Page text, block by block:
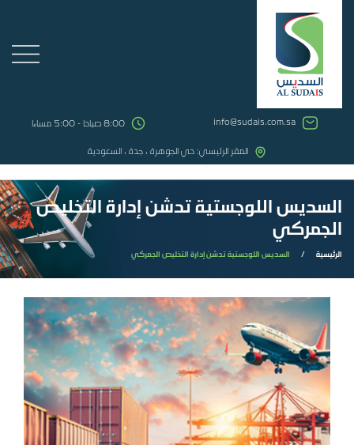
info@sudais.com.sa 8:00 صباحا - 5:00 مساءا
المقر الرئيسي: حي الجوهرة ، جدة ، السعودية
السديس اللوجستية تدشن إدارة التخليص
الجمركي
الرئيسية / السديس اللوجستية تدشن إدارة التخليص الجمركي